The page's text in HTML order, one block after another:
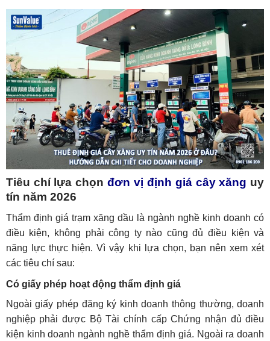
Tiêu chí lựa chọnđơn vị định giá cây xăng uy
tín năm 2026
Thẩm định giá trạm xăng dầu là ngành nghề kinh doanh có
điều kiện, không phải công ty nào cũng đủ điều kiện và
năng lực thực hiện. Vì vậy khi lựa chọn, bạn nên xem xét
các tiêu chí sau:
Có giấy phép hoạt động thẩm định giá
Ngoài giấy phép đăng ký kinh doanh thông thường, doanh
nghiệp phải được Bộ Tài chính cấp Chứng nhận đủ điều
kiện kinh doanh ngành nghề thẩm định giá. Ngoài ra doanh